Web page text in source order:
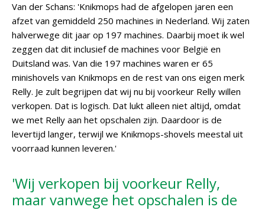
Van der Schans: 'Knikmops had de afgelopen jaren een
afzet van gemiddeld 250 machines in Nederland. Wij zaten
halverwege dit jaar op 197 machines. Daarbij moet ik wel
zeggen dat dit inclusief de machines voor België en
Duitsland was. Van die 197 machines waren er 65
minishovels van Knikmops en de rest van ons eigen merk
Relly. Je zult begrijpen dat wij nu bij voorkeur Relly willen
verkopen. Dat is logisch. Dat lukt alleen niet altijd, omdat
we met Relly aan het opschalen zijn. Daardoor is de
levertijd langer, terwijl we Knikmops-shovels meestal uit
voorraad kunnen leveren.'
'Wij verkopen bij voorkeur Relly,
maar vanwege het opschalen is de